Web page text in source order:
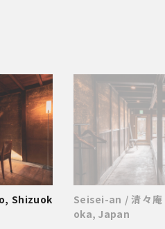
Shizuok
Seisei-an / 清々
oka, Japan